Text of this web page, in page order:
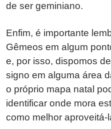
de ser geminiano.
Enfim, é importante
Gêmeos em algum
e, por isso, dispomos
signo em alguma área
o próprio mapa natal
identificar onde mora
como melhor aproveitá-